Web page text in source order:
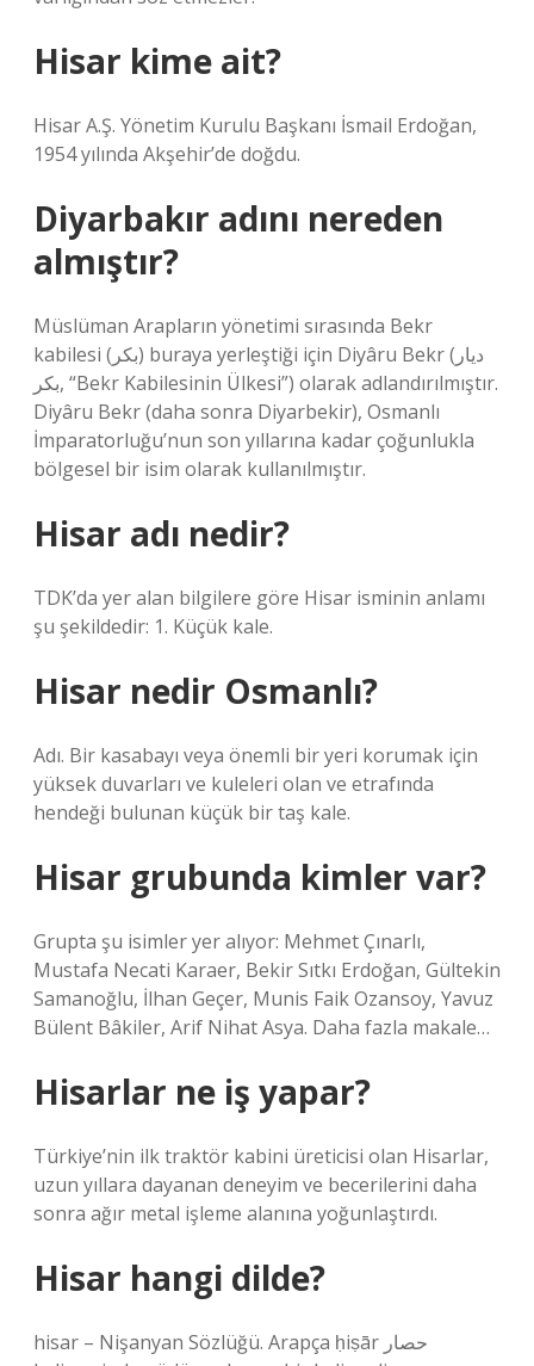
Hisar kime ait?
Hisar A.Ş. Yönetim Kurulu Başkanı İsmail Erdoğan,
1954 yılında Akşehir’de doğdu.
Diyarbakır adını nereden
almıştır?
Müslüman Arapların yönetimi sırasında Bekr
kabilesi (بکر) buraya yerleştiği için Diyâru Bekr (ديار
بكر, “Bekr Kabilesinin Ülkesi”) olarak adlandırılmıştır.
Diyâru Bekr (daha sonra Diyarbekir), Osmanlı
İmparatorluğu’nun son yıllarına kadar çoğunlukla
bölgesel bir isim olarak kullanılmıştır.
Hisar adı nedir?
TDK’da yer alan bilgilere göre Hisar isminin anlamı
şu şekildedir: 1. Küçük kale.
Hisar nedir Osmanlı?
Adı. Bir kasabayı veya önemli bir yeri korumak için
yüksek duvarları ve kuleleri olan ve etrafında
hendeği bulunan küçük bir taş kale.
Hisar grubunda kimler var?
Grupta şu isimler yer alıyor: Mehmet Çınarlı,
Mustafa Necati Karaer, Bekir Sıtkı Erdoğan, Gültekin
Samanoğlu, İlhan Geçer, Munis Faik Ozansoy, Yavuz
Bülent Bâkiler, Arif Nihat Asya. Daha fazla makale…
Hisarlar ne iş yapar?
Türkiye’nin ilk traktör kabini üreticisi olan Hisarlar,
uzun yıllara dayanan deneyim ve becerilerini daha
sonra ağır metal işleme alanına yoğunlaştırdı.
Hisar hangi dilde?
hisar – Nişanyan Sözlüğü. Arapça ḥiṣār حصار